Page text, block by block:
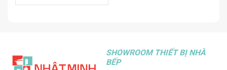
SHOWROOM THIẾT BỊ NHÀ
BẾP